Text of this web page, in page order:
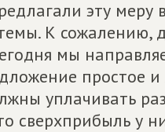
эту меру
К сожалению,
мы
простое
уплачивать
сверхприбыль у